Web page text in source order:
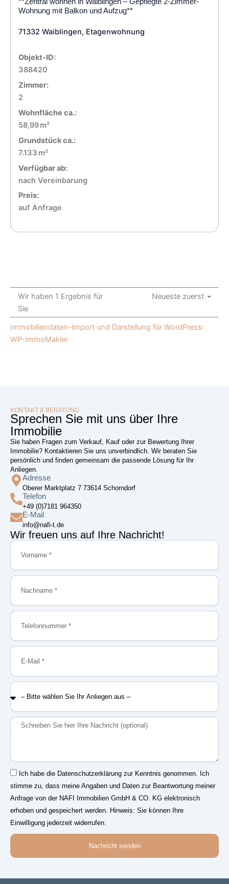
**Zentral wohnen in Waiblingen – Gepflegte 2-Zimmer-
Wohnung mit Balkon und Aufzug**
71332 Waiblingen, Etagenwohnung
Objekt-ID:
388420
Zimmer:
2
Wohnfläche ca.:
58,99 m²
Grund­stück ca.:
7.133 m²
Verfügbar ab:
nach Vereinbarung
Preis:
auf Anfrage
Wir haben 1 Ergebnis für
Sie
Neueste zuerst
Immobiliendaten-Import und Darstellung für WordPress:
WP-ImmoMakler
KONTAKT & BERATUNG
Sprechen Sie mit uns über Ihre
Immobilie
Sie haben Fragen zum Verkauf, Kauf oder zur Bewertung Ihrer
Immobilie? Kontaktieren Sie uns unverbindlich. Wir beraten Sie
persönlich und finden gemeinsam die passende Lösung für Ihr
Anliegen.
Adresse
Oberer Marktplatz 7 73614 Schorndorf
Telefon
+49 (0)7181 964350
E-Mail
info@nafi-t.de
Wir freuen uns auf Ihre Nachricht!
Vorname
Nachname
Telefonnummer
E-
Mail
–
Bitte
Sie
Ihr
Nachricht
Einwilligung
Ich habe die Datenschutzerklärung zur Kenntnis genommen. Ich
stimme zu, dass meine Angaben und Daten zur Beantwortung meiner
Anfrage von der NAFI Immobilien GmbH & CO. KG elektronisch
erhoben und gespeichert werden. Hinweis: Sie können Ihre
Einwilligung jederzeit widerrufen.
Nachricht senden